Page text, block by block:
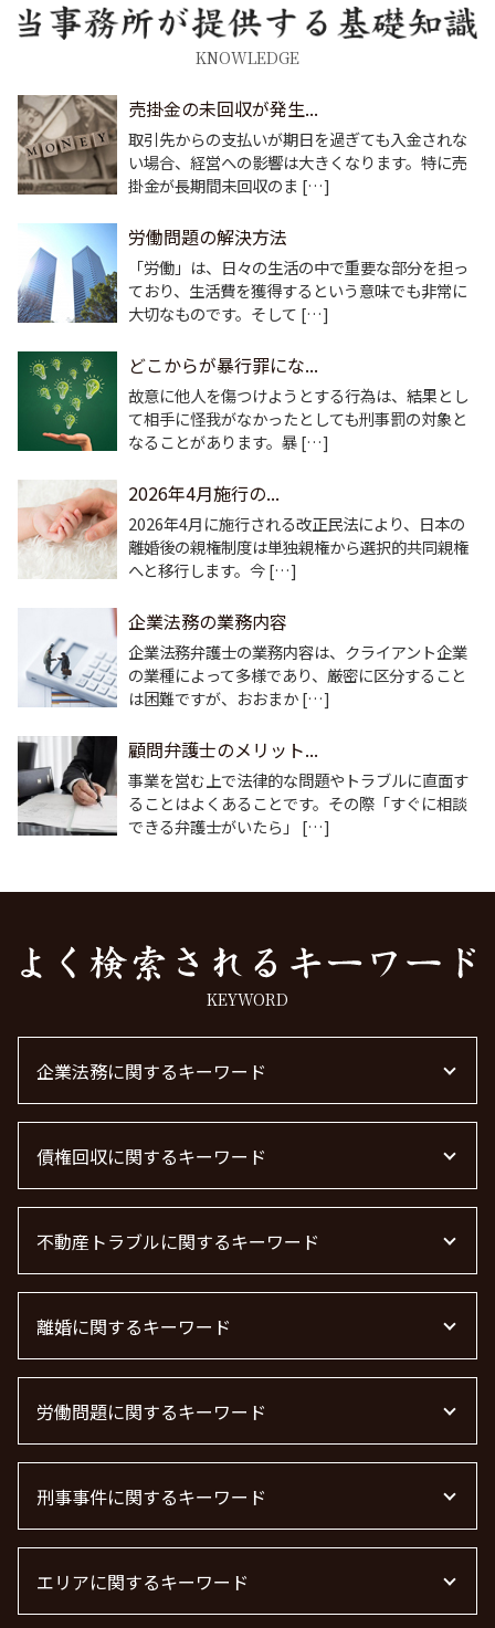
KNOWLEDGE
売掛金の未回収が発生...
取引先からの支払いが期日を過ぎても入金されな
い場合、経営への影響は大きくなります。特に売
掛金が長期間未回収のま […]
労働問題の解決方法
「労働」は、日々の生活の中で重要な部分を担っ
ており、生活費を獲得するという意味でも非常に
大切なものです。そして […]
どこからが暴行罪にな...
故意に他人を傷つけようとする行為は、結果とし
て相手に怪我がなかったとしても刑事罰の対象と
なることがあります。暴 […]
2026年4月施行の...
2026年4月に施行される改正民法により、日本の
離婚後の親権制度は単独親権から選択的共同親権
へと移行します。今 […]
企業法務の業務内容
企業法務弁護士の業務内容は、クライアント企業
の業種によって多様であり、厳密に区分すること
は困難ですが、おおまか […]
顧問弁護士のメリット...
事業を営む上で法律的な問題やトラブルに直面す
ることはよくあることです。その際「すぐに相談
できる弁護士がいたら」 […]
KEYWORD
企業法務に関するキーワード
顧問弁護士 費用
企業法務とは
顧問弁護士
下請法 改正 2026
m&a 弁護士費用 相場
顧問弁護士 費用 中小企業
退職勧奨 言ってはいけない
企業法務 弁護士
顧問弁護士 契約
顧問弁護士 メリット
m&a 弁護士 費用
m&a 弁護士
法律事務所 m&a
債権回収に関するキーワード
売掛金 未回収
弁護士 債権回収 流れ
債権回収 弁護士
債権回収 弁護士 費用
債権回収 時効
債権回収 無視
債権回収 個人
借金 時効 個人
借金 時効
債権回収 弁護士 完全成功報酬
不動産トラブルに関するキーワード
不動産 トラブル 相談 東京都
不動産トラブル 弁護士
不動産トラブル 相談
不動産賃貸 弁護士
賃貸 苦情 どこに
管理会社 トラブル 相談
不動産 トラブル相談
不動産トラブル
離婚に関するキーワード
離婚裁判
離婚 慰謝料 財産分与
離婚 精神的苦痛 慰謝料相場
離婚 慰謝料 養育費
浮気 離婚 慰謝料相場
離婚 慰謝料 相場 年収
面会交流 権利
労働問題に関するキーワード
労働問題 弁護士
労働問題に強い弁護士 東京
労働問題 種類
労働問題 相談
労働問題 最近
刑事事件に関するキーワード
詐欺罪 種類
脅迫罪 慰謝料
エリアに関するキーワード